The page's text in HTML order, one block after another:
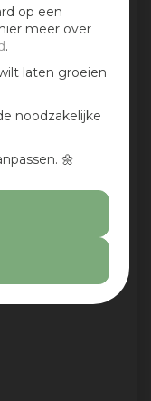
op een
meer over
.
laten groeien
noodzakelijke
🌼